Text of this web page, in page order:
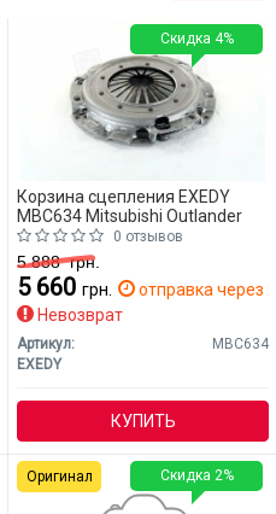
Корзина сцепления EXEDY
MBC634 Mitsubishi Outlander
0 отзывов
5 888грн.
5 660 грн.
отправка через
Невозврат
Артикул:
MBC634
EXEDY
КУПИТЬ
Скидка 4%
Скидка 2%
Оригинал